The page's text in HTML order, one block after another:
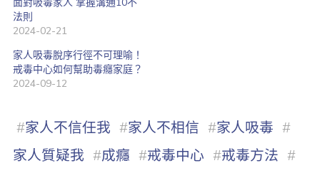
法則
2024-02-21
家人吸毒脫序行徑不可理喻！
戒毒中心如何幫助毒癮家庭？
2024-09-12
#家人不信任我 #家人不相信 #家人吸毒 #
家人質疑我 #成癮 #戒毒中心 #戒毒方法 #